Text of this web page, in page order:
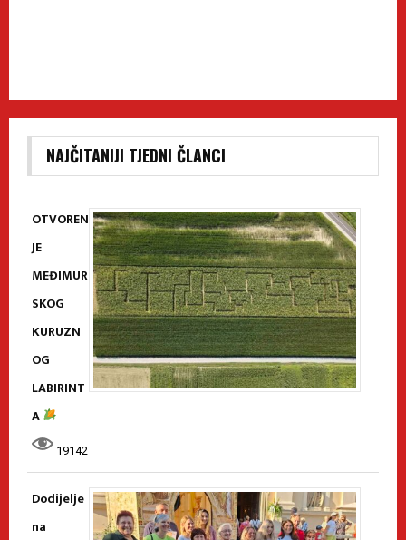
NAJČITANIJI TJEDNI ČLANCI
OTVOREN
JE
MEĐIMUR
SKOG
KURUZN
OG
LABIRINT
A
19142
Dodijelje
na